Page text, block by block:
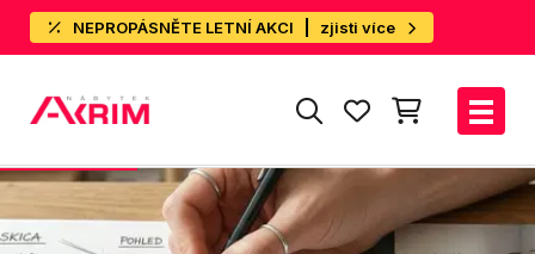
NEPROPÁSNĚTE LETNÍ AKCI zjisti více